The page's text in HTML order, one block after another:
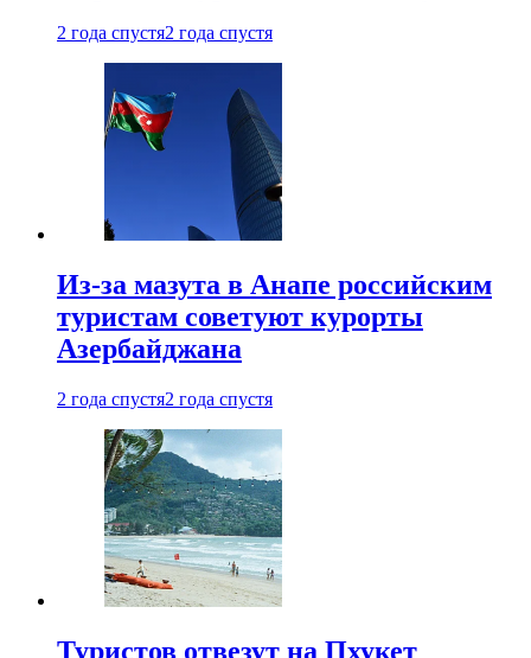
2 года спустя2 года спустя
Из-за мазута в Анапе российским
туристам советуют курорты
Азербайджана
2 года спустя2 года спустя
Туристов отвезут на Пхукет